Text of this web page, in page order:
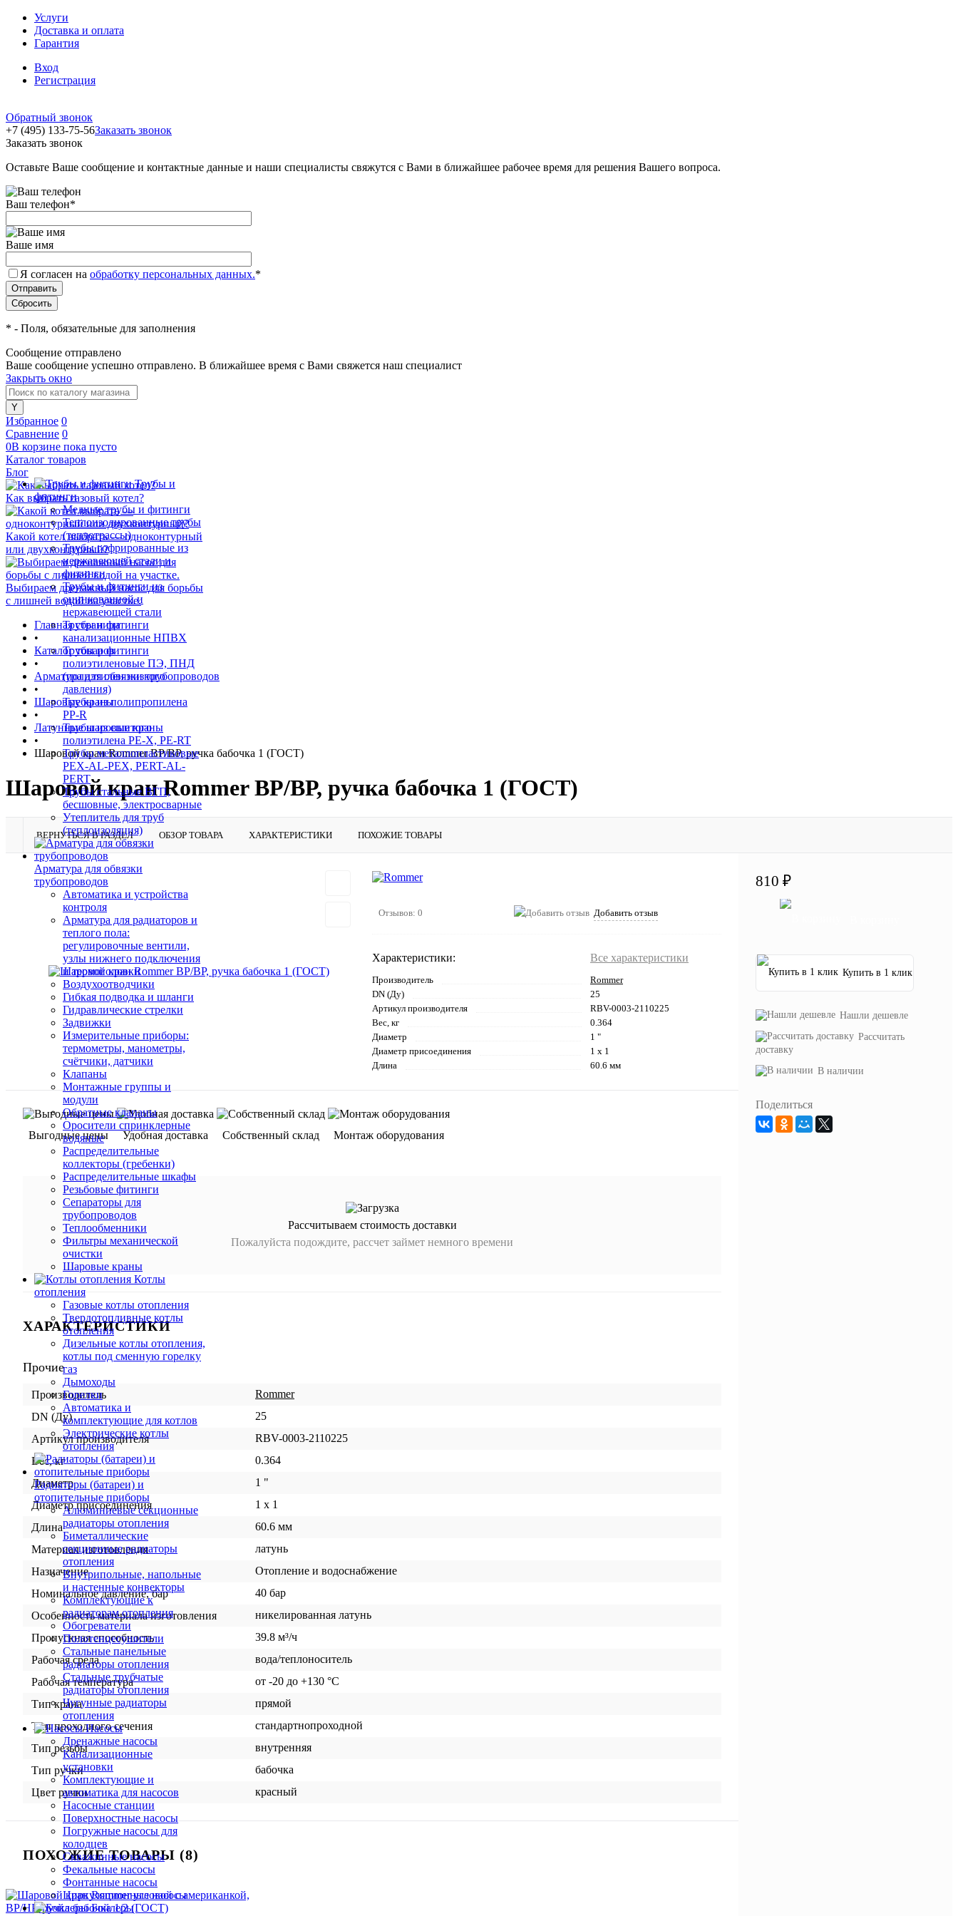
Услуги
Доставка и оплата
Гарантия
Вход
Регистрация
Обратный звонок
+7 (495) 133-75-56Заказать звонок
Заказать звонок
Оставьте Ваше сообщение и контактные данные и наши специалисты свяжутся с Вами в ближайшее рабочее время для решения Вашего вопроса.
Ваш телефон*
Ваше имя
Я согласен на обработку персональных данных.*
* - Поля, обязательные для заполнения
Сообщение отправлено
Ваше сообщение успешно отправлено. В ближайшее время с Вами свяжется наш специалист
Закрыть окно
Избранное 0
Сравнение 0
0В корзине пока пусто
Каталог товаров
Трубы и
фитинги
Медные трубы и фитинги
Теплоизолированные трубы
(теплотрассы)
Трубы гофрированные из
нержавеющей стали и
фитинги
Трубы и фитинги из
оцинкованной и
нержавеющей стали
Трубы и фитинги
канализационные НПВХ
Трубы и фитинги
полиэтиленовые ПЭ, ПНД
(полиэтилен низкого
давления)
Трубы из полипропилена
PP-R
Трубы из сшитого
полиэтилена PE-X, PE-RT
Трубы металлопластиковые
PEX-AL-PEX, PERT-AL-
PERT
Трубы стальные ВГП,
бесшовные, электросварные
Утеплитель для труб
(теплоизоляция)
Арматура для обвязки
трубопроводов
Автоматика и устройства
контроля
Арматура для радиаторов и
теплого пола:
регулировочные вентили,
узлы нижнего подключения
и термоголовки
Воздухоотводчики
Гибкая подводка и шланги
Гидравлические стрелки
Задвижки
Измерительные приборы:
термометры, манометры,
счётчики, датчики
Клапаны
Монтажные группы и
модули
Обратные клапаны
Оросители спринклерные
водяные
Распределительные
коллекторы (гребенки)
Распределительные шкафы
Резьбовые фитинги
Сепараторы для
трубопроводов
Теплообменники
Фильтры механической
очистки
Шаровые краны
Котлы
отопления
Газовые котлы отопления
Твердотопливные котлы
отопления
Дизельные котлы отопления,
котлы под сменную горелку
газ
Дымоходы
Горелки
Автоматика и
комплектующие для котлов
Электрические котлы
отопления
Радиаторы (батареи) и
отопительные приборы
Алюминиевые секционные
радиаторы отопления
Биметаллические
секционные радиаторы
отопления
Внутрипольные, напольные
и настенные конвекторы
Комплектующие к
радиаторам отопления
Обогреватели
Полотенцесушители
Стальные панельные
радиаторы отопления
Стальные трубчатые
радиаторы отопления
Чугунные радиаторы
отопления
Насосы
Дренажные насосы
Канализационные
установки
Комплектующие и
автоматика для насосов
Насосные станции
Поверхностные насосы
Погружные насосы для
колодцев
Скважинные насосы
Фекальные насосы
Фонтанные насосы
Циркуляционные насосы
Бойлеры
Блог
Как выбрать газовый котел?
Какой котел выбрать — одноконтурный
или двухконтурный?
Выбираем дренажный насос для борьбы
с лишней водой на участке.
Главная страница
•
Каталог товаров
•
Арматура для обвязки трубопроводов
•
Шаровые краны
•
Латунные шаровые краны
•
Шаровой кран Rommer ВР/ВР, ручка бабочка 1 (ГОСТ)
Шаровой кран Rommer ВР/ВР, ручка бабочка 1 (ГОСТ)
ВЕРНУТЬСЯ В РАЗДЕЛ ОБЗОР ТОВАРА ХАРАКТЕРИСТИКИ ПОХОЖИЕ ТОВАРЫ
Отзывов: 0 Добавить отзыв
Характеристики: Все характеристики
Производитель
Rommer
DN (Ду)
25
Артикул производителя
RBV-0003-2110225
Вес, кг
0.364
Диаметр
1 "
Диаметр присоединения
1 x 1
Длина
60.6 мм
Выгодные цены Удобная доставка Собственный склад Монтаж оборудования
Рассчитываем стоимость доставки
Пожалуйста подождите, рассчет займет немного времени
ХАРАКТЕРИСТИКИ
Прочие
Производитель
Rommer
DN (Ду)
25
Артикул производителя
RBV-0003-2110225
Вес, кг
0.364
Диаметр
1 "
Диаметр присоединения
1 x 1
Длина
60.6 мм
Материал изготовления
латунь
Назначение
Отопление и водоснабжение
Номинальное давление, бар
40 бар
Особенность материала изготовления
никелированная латунь
Пропускная способность
39.8 м³/ч
Рабочая среда
вода/теплоноситель
Рабочая температура
от -20 до +130 °C
Тип крана
прямой
Тип проходного сечения
стандартнопроходной
Тип резьбы
внутренняя
Тип ручки
бабочка
Цвет ручки
красный
ПОХОЖИЕ ТОВАРЫ (8)
810 ₽
Купить в 1 клик
Нашли дешевле
Рассчитать
доставку
В наличии
Поделиться